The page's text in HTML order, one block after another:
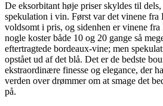
De eksorbitant høje priser skyldes til
spekulation i vin. Først var det vinene fra
voldsomt i pris, og sidenhen er vinene
nogle koster både 10 og 20 gange så
eftertragtede bordeaux-vine; men
opstået ud af det blå. Det er de bedste
ekstraordinære finesse og elegance, der
verden over drømmer om at smage det
på.